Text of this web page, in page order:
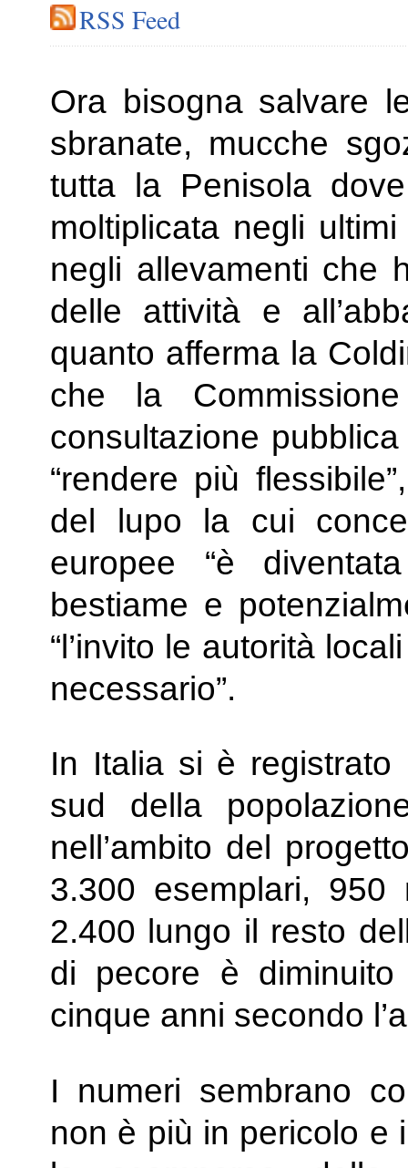
RSS Feed
Ora bisogna salvare
sbranate, mucche
tutta la Penisola
moltiplicata negli
negli allevamenti che
delle attività e
quanto afferma la
che la
consultazione
“rendere più
del lupo la cui
europee “è
bestiame e
“l’invito le autorità
necessario”.
In Italia si è
sud della
nell’ambito del
3.300 esemplari,
2.400 lungo il resto
di pecore è
cinque anni secondo
I numeri sembrano
non è più in pericolo e